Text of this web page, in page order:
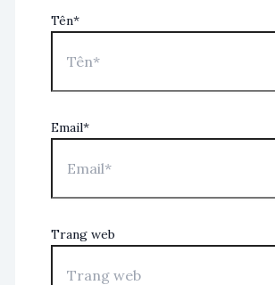
Tên*
Email*
Trang web